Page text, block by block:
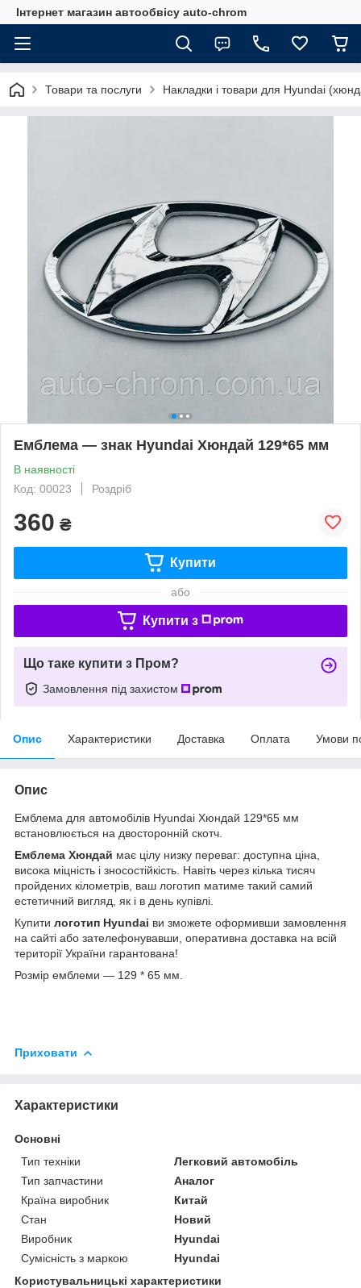
Інтернет магазин автообвісу auto-chrom
Товари та послуги Накладки і товари для Hyundai
Емблема — знак Hyundai Хюндай 129*65 мм
В наявності
Код: 00023
Роздріб
360 ₴
Купити
або
Купити з
Що таке купити з Пром?
Замовлення під захистом
Опис Характеристики Доставка Оплата Умови
Опис
Емблема для автомобілів Hyundai Хюндай 129*65 мм
встановлюється на двосторонній скотч.
Емблема Хюндай має цілу низку переваг: доступна ціна,
висока міцність і зносостійкість. Навіть через кілька тисяч
пройдених кілометрів, ваш логотип матиме такий самий
естетичний вигляд, як і в день купівлі.
Купити логотип Hyundai ви зможете оформивши замовлення
на сайті або зателефонувавши, оперативна доставка на всій
території України гарантована!
Розмір емблеми — 129 * 65 мм.
Приховати
Характеристики
Основні
Тип техніки
Легковий автомобіль
Тип запчастини
Аналог
Країна виробник
Китай
Стан
Новий
Виробник
Hyundai
Сумісність з маркою
Hyundai
Користувальницькі характеристики